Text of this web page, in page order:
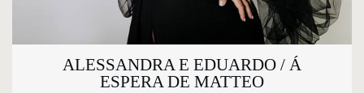
ALESSANDRA E EDUARDO / Á
ESPERA DE MATTEO